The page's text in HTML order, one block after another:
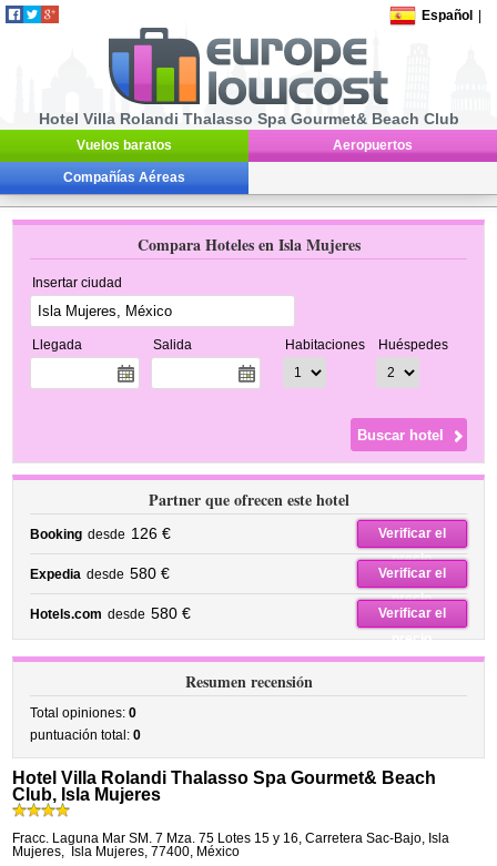
Español
Hotel Villa Rolandi Thalasso Spa Gourmet& Beach Club
Vuelos baratos Aeropuertos
Compañías Aéreas
Compara Hoteles en Isla Mujeres
Insertar ciudad
Llegada Salida Habitaciones Huéspedes
Partner que ofrecen este hotel
Booking desde 126 €
Verificar el
precio
Expedia desde 580 €
Verificar el
precio
Hotels.com desde 580 €
Verificar el
precio
Resumen recensión
Total opiniones:0
puntuación total:0
Hotel Villa Rolandi Thalasso Spa Gourmet& Beach
Club, Isla Mujeres
Fracc. Laguna Mar SM. 7 Mza. 75 Lotes 15 y 16, Carretera Sac-Bajo, Isla
Mujeres, Isla Mujeres,77400, México